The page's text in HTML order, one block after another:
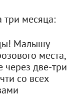
месяца:
Малышу
места,
через две-три
со всех